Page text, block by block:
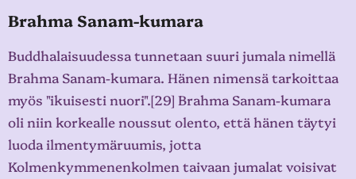
Brahma Sanam-kumara
Buddhalaisuudessa tunnetaan suuri jumala nimellä
Brahma Sanam-kumara. Hänen nimensä tarkoittaa
myös "ikuisesti nuori".[29] Brahma Sanam-kumara
oli niin korkealle noussut olento, että hänen täytyi
luoda ilmentymäruumis, jotta
Kolmenkymmenenkolmen taivaan jumalat voisivat